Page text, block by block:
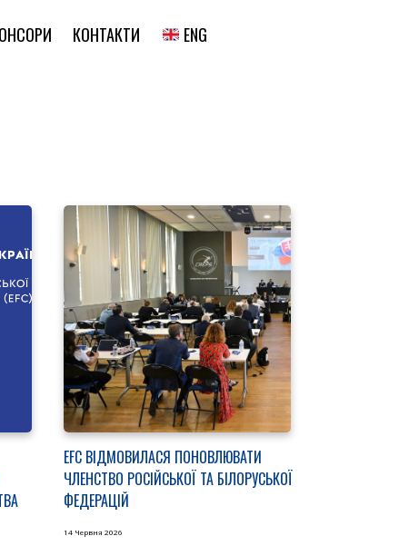
КОНТАКТИ ENG
EFC ВІДМОВИЛАСЯ ПОНОВЛЮВАТИ
ЧЛЕНСТВО РОСІЙСЬКОЇ ТА БІЛОРУСЬКОЇ
ФЕДЕРАЦІЙ
14 Червня 2026